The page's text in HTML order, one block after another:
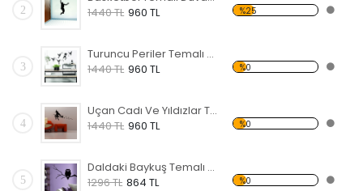
2
1440 TL 960 TL %25
3
Turuncu Periler Temalı Duvar Sticker
1440 TL 960 TL %0
4
Uçan Cadı Ve Yıldızlar Temalı Duvar Sticker
1440 TL 960 TL %0
5
Daldaki Baykuş Temalı Duvar Sticker
1296 TL 864 TL %0